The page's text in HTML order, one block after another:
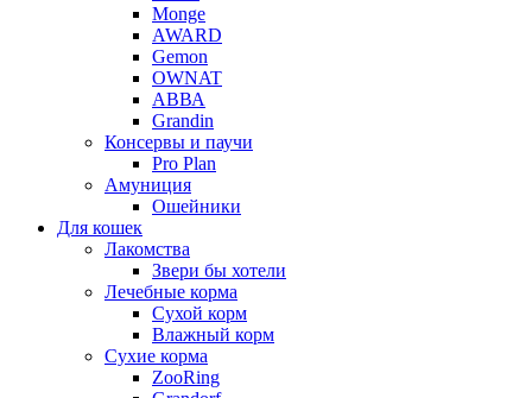
Monge
AWARD
Gemon
OWNAT
АВВА
Grandin
Консервы и паучи
Pro Plan
Амуниция
Ошейники
Для кошек
Лакомства
Звери бы хотели
Лечебные корма
Сухой корм
Влажный корм
Сухие корма
ZooRing